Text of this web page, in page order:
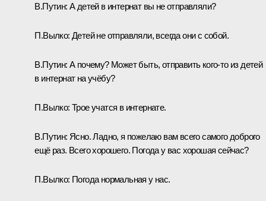
В.Путин: А детей в интернат вы не отправляли?
П.Вылко: Детей не отправляли, всегда они с собой.
В.Путин: А почему? Может быть, отправить кого-то из детей
в интернат на учёбу?
П.Вылко: Трое учатся в интернате.
В.Путин: Ясно. Ладно, я пожелаю вам всего самого доброго
ещё раз. Всего хорошего. Погода у вас хорошая сейчас?
П.Вылко: Погода нормальная у нас.